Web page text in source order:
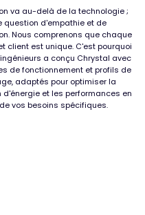
va au-delà de la technologie ;
question d'empathie et de
Nous comprenons que chaque
client est unique. C'est pourquoi
a conçu Chrystal avec
de fonctionnement et profils de
adaptés pour optimiser la
et les performances en
vos besoins spécifiques.